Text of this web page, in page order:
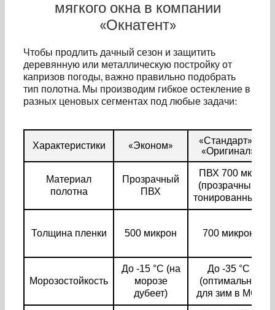
мягкого окна в компании
«Окнатент»
Чтобы продлить дачный сезон и защитить
деревянную или металлическую постройку от
капризов погоды, важно правильно подобрать
тип полотна. Мы производим гибкое остекление в
разных ценовых сегментах под любые задачи:
Характеристики «Эконом»
«Стандарт» /
«Оригинал»
Материал
полотна
Прозрачный
ПВХ
ПВХ 700 мкм
(прозрачный/
тонированный)
Толщина пленки 500 микрон 700 микрон
Морозостойкость
До -15 °C (на
морозе
дубеет)
До -35 °C
(оптимально
для зим в МО)